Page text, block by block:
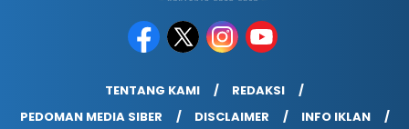
TENTANG KAMI
REDAKSI
PEDOMAN MEDIA SIBER
DISCLAIMER INFO IKLAN